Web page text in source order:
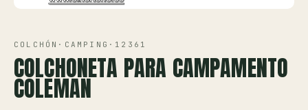
COLCHÓN · CAMPING · 12361
COLCHONETA PARA CAMPAMENTO
COLEMAN